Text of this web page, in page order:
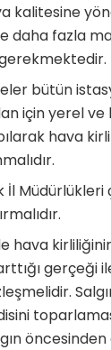
kalitesine
daha fazla
bütün
için yerel ve
hava
İl Müdürlükleri
hava
gerçeği